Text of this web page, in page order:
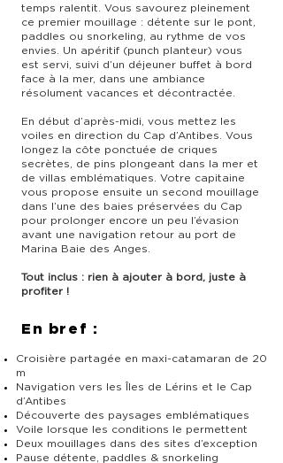
temps ralentit. Vous savourez pleinement
ce premier mouillage : détente sur le pont,
paddles ou snorkeling, au rythme de vos
envies. Un apéritif (punch planteur) vous
est servi, suivi d’un déjeuner buffet à bord
face à la mer, dans une ambiance
résolument vacances et décontractée.
En début d’après-midi, vous mettez les
voiles en direction du Cap d’Antibes. Vous
longez la côte ponctuée de criques
secrètes, de pins plongeant dans la mer et
de villas emblématiques. Votre capitaine
vous propose ensuite un second mouillage
dans l’une des baies préservées du Cap
pour prolonger encore un peu l’évasion
avant une navigation retour au port de
Marina Baie des Anges.
Tout inclus : rien à ajouter à bord, juste à
profiter !
En bref :
Croisière partagée en maxi-catamaran de 20
m
Navigation vers les Îles de Lérins et le Cap
d’Antibes
Découverte des paysages emblématiques
Voile lorsque les conditions le permettent
Deux mouillages dans des sites d’exception
Pause détente, paddles & snorkeling